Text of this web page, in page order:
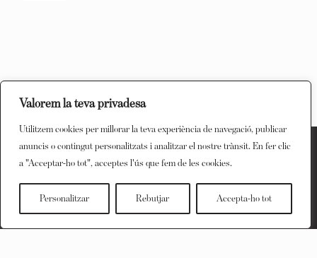
Valorem la teva privadesa
Utilitzem cookies per millorar la teva experiència de navegació, publicar
anuncis o contingut personalitzats i analitzar el nostre trànsit. En fer clic
a "Acceptar-ho tot", acceptes l'ús que fem de les cookies.
Personalitzar Rebutjar Accepta-ho tot
Llibreria Papasseit
Manresa (Barcelona)